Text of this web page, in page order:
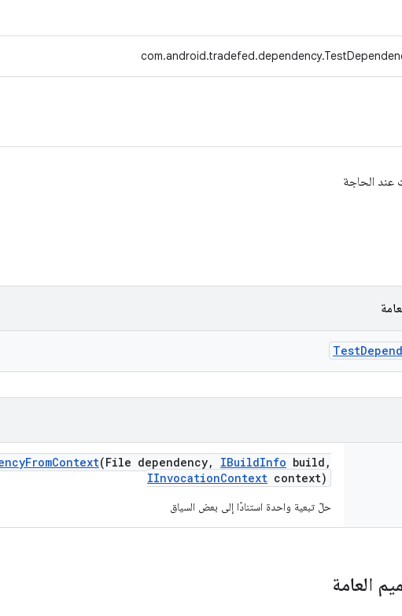
عند الحاجة
Test
FromContext(File dependency, IBuildInfo build ,
IInvocationContext context)
حلّ تبعية واحدة استنادًا إلى بعض السياق
العامة